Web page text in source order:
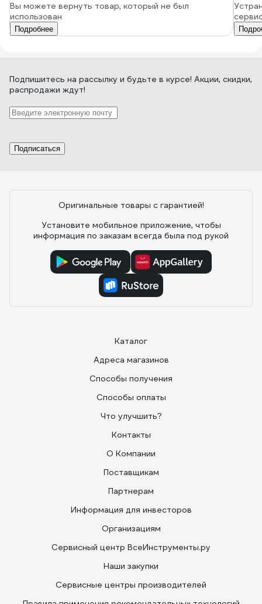
Вы можете вернуть товар, который не был
использован
Подробнее
Подпишитесь на рассылку и будьте в курсе! Акции, скидки,
распродажи ждут!
Подписаться
Оригинальные товары с гарантией!
Установите мобильное приложение, чтобы
информация по заказам всегда была под рукой
Каталог
Адреса магазинов
Способы получения
Способы оплаты
Что улучшить?
Контакты
О Компании
Поставщикам
Партнерам
Информация для инвесторов
Организациям
Сервисный центр ВсеИнструменты.ру
Наши закупки
Сервисные центры производителей